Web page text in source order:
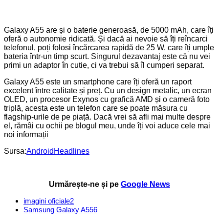
Galaxy A55 are și o baterie generoasă, de 5000 mAh, care îți
oferă o autonomie ridicată. Și dacă ai nevoie să îți reîncarci
telefonul, poți folosi încărcarea rapidă de 25 W, care îți umple
bateria într-un timp scurt. Singurul dezavantaj este că nu vei
primi un adaptor în cutie, ci va trebui să îl cumperi separat.
Galaxy A55 este un smartphone care îți oferă un raport
excelent între calitate și preț. Cu un design metalic, un ecran
OLED, un procesor Exynos cu grafică AMD și o cameră foto
triplă, acesta este un telefon care se poate măsura cu
flagship-urile de pe piață. Dacă vrei să afli mai multe despre
el, rămâi cu ochii pe blogul meu, unde îți voi aduce cele mai
noi informații
Sursa:AndroidHeadlines
Urmărește-ne și pe Google News
imagini oficiale2
Samsung Galaxy A556